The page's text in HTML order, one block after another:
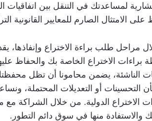
لمساعدتك في التنقل بين اتفاقيات
الامتثال الصارم للمعايير القانونية
مراحل طلب براءة الاختراع وإنفاذها،
براءات الاختراع الخاصة بك والحفاظ
الناشئة، يضمن محامونا أن تظل
التحسينات أو التعديلات المحتملة،
الاختراع الدولية. من خلال الشراكة
والاستفادة منها في سوق دائم التطور.